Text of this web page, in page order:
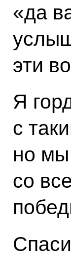
«да
эти
Я
с
но
со